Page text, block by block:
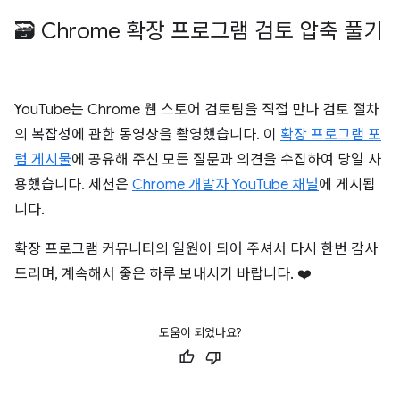
🗃️ Chrome 확장 프로그램 검토 압축 풀기
YouTube는 Chrome 웹 스토어 검토팀을 직접 만나 검토 절차
의 복잡성에 관한 동영상을 촬영했습니다. 이 확장 프로그램 포
럼 게시물에 공유해 주신 모든 질문과 의견을 수집하여 당일 사
용했습니다. 세션은 Chrome 개발자 YouTube 채널에 게시됩
니다.
확장 프로그램 커뮤니티의 일원이 되어 주셔서 다시 한번 감사
드리며, 계속해서 좋은 하루 보내시기 바랍니다. ❤️
도움이 되었나요?